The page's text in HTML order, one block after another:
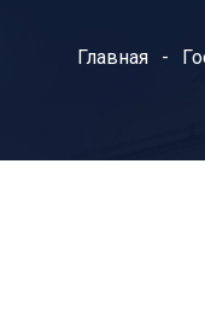
Главная